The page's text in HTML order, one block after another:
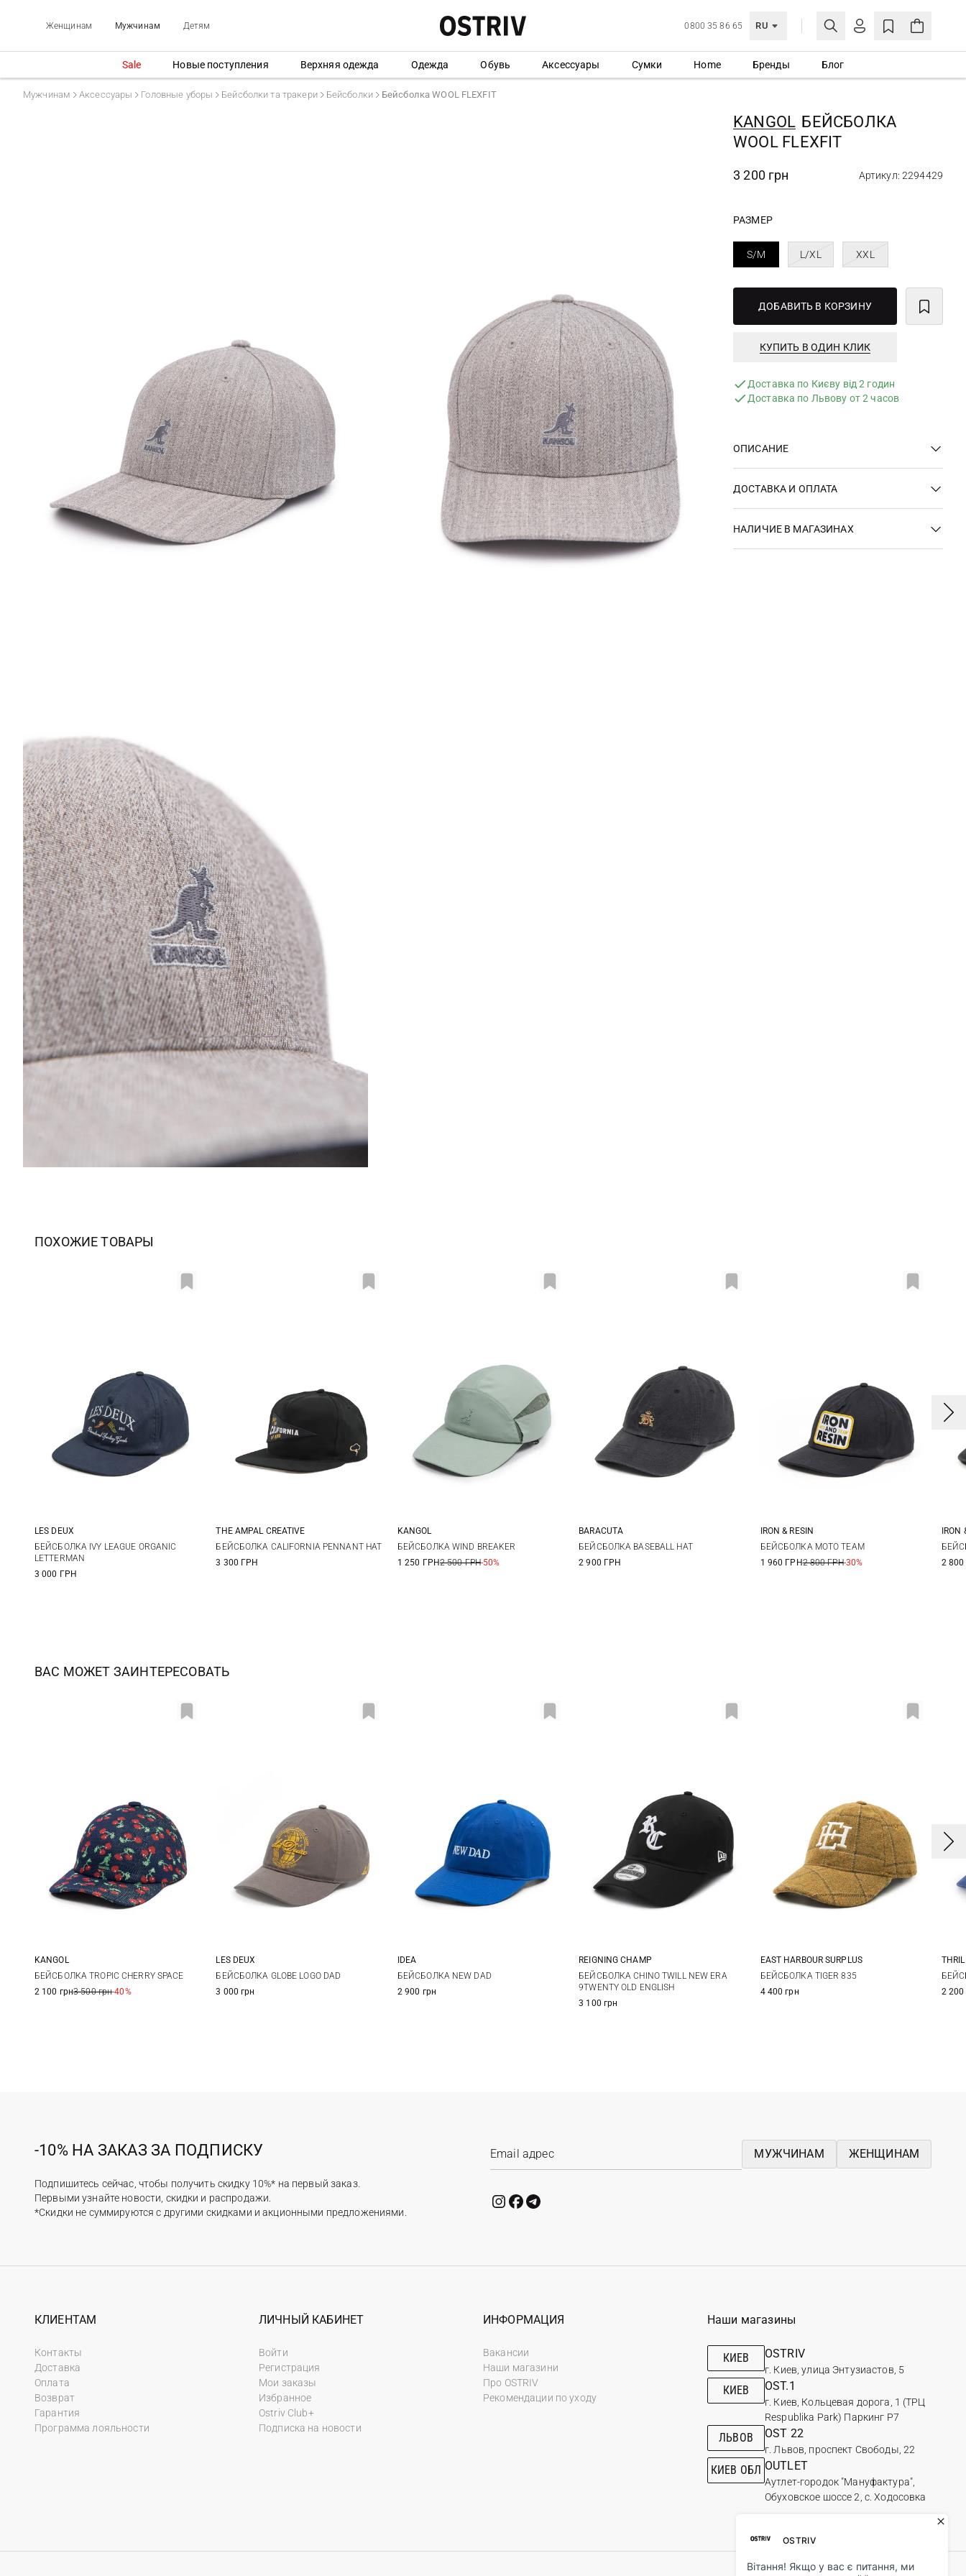
Женщинам Мужчинам Детям 0800 35 86 65 RU
ЛИЧНЫЙ КАБИНЕТ
Еще не зарегистрированы?
СОЗДАТЬ УЧЕТНУЮ ЗАПИСЬ
Sale Новые поступления Верхняя одежда Одежда Обувь Аксессуары Сумки Home Бренды Блог
Мужчинам Аксессуары Головные уборы Бейсболки та тракери Бейсболки Бейсболка WOOL FLEXFIT
KANGOL БЕЙСБОЛКА
WOOL FLEXFIT
3 200 грн Артикул: 2294429
РАЗМЕР
S/M L/XL XXL
ДОБАВИТЬ В КОРЗИНУ
КУПИТЬ В ОДИН КЛИК
Доставка по Києву від 2 годин
Доставка по Львову от 2 часов
ОПИСАНИЕ
ДОСТАВКА И ОПЛАТА
НАЛИЧИЕ В МАГАЗИНАХ
ПОХОЖИЕ ТОВАРЫ
One size
LES DEUX
БЕЙСБОЛКА IVY LEAGUE ORGANIC
LETTERMAN
3 000 ГРН
One size
THE AMPAL CREATIVE
БЕЙСБОЛКА CALIFORNIA PENNANT HAT
3 300 ГРН
One size
KANGOL
БЕЙСБОЛКА WIND BREAKER
1 250 ГРН2 500 ГРН-50%
One size
BARACUTA
БЕЙСБОЛКА BASEBALL HAT
2 900 ГРН
One size
IRON & RESIN
БЕЙСБОЛКА MOTO TEAM
1 960 ГРН2 800 ГРН-30%
IRON
2
ВАС МОЖЕТ ЗАИНТЕРЕСОВАТЬ
L
KANGOL
БЕЙСБОЛКА TROPIC CHERRY SPACE
2 100 грн3 500 грн-40%
One size
LES DEUX
БЕЙСБОЛКА GLOBE LOGO DAD
3 000 грн
One size
IDEA
БЕЙСБОЛКА NEW DAD
2 900 грн
One size
REIGNING CHAMP
БЕЙСБОЛКА CHINO TWILL NEW ERA
9TWENTY OLD ENGLISH
3 100 грн
One size
EAST HARBOUR SURPLUS
БЕЙСБОЛКА TIGER 835
4 400 грн
2 200
-10% НА ЗАКАЗ ЗА ПОДПИСКУ
Подпишитесь сейчас, чтобы получить скидку 10%* на первый заказ.
Первыми узнайте новости, скидки и распродажи.
*Скидки не суммируются с другими скидками и акционными предложениями.
МУЖЧИНАМ ЖЕНЩИНАМ
КЛИЕНТАМ
Контакты
Доставка
Оплата
Возврат
Гарантия
Программа лояльности
ЛИЧНЫЙ КАБИНЕТ
Войти
Регистрация
Мои заказы
Избранное
Ostriv Club+
Подписка на новости
ИНФОРМАЦИЯ
Вакансии
Наши магазини
Про OSTRIV
Рекомендации по уходу
Наши магазины
КИЕВ OSTRIV
г. Киев, улица Энтузиастов, 5
КИЕВ OST.1
г. Киев, Кольцевая дорога, 1 (ТРЦ
Respublika Park) Паркинг Р7
ЛЬВОВ OST 22
г. Львов, проспект Свободы, 22
КИЕВ ОБЛ OUTLET
Аутлет-городок "Мануфактура",
Обуховское шоссе 2, с. Ходосовка